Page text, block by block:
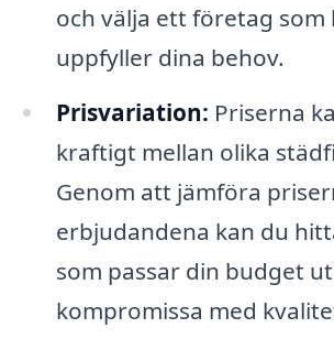
och välja ett företag som
uppfyller dina behov.
Prisvariation: Priserna
kraftigt mellan olika
Genom att jämföra
erbjudandena kan du
som passar din budget
kompromissa med